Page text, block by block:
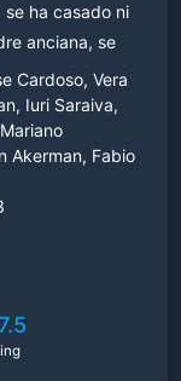
ha casado ni
anciana, se
para celebrar la
Cardoso, Vera
Iuri Saraiva,
Akerman, Fabio